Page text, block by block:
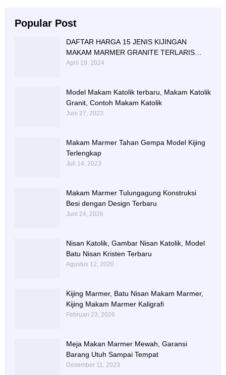
Popular Post
DAFTAR HARGA 15 JENIS KIJINGAN
MAKAM MARMER GRANITE TERLARIS
BERIKUT NISAN NYA
April 19, 2024
Model Makam Katolik terbaru, Makam Katolik
Granit, Contoh Makam Katolik
Juni 27, 2023
Makam Marmer Tahan Gempa Model Kijing
Terlengkap
Juli 14, 2023
Makam Marmer Tulungagung Konstruksi
Besi dengan Design Terbaru
Juni 24, 2026
Nisan Katolik, Gambar Nisan Katolik, Model
Batu Nisan Kristen Terbaru
Agustus 12, 2020
Kijing Marmer, Batu Nisan Makam Marmer,
Kijing Makam Marmer Kaligrafi
Februari 23, 2026
Meja Makan Marmer Mewah, Garansi
Barang Utuh Sampai Tempat
Desember 11, 2023